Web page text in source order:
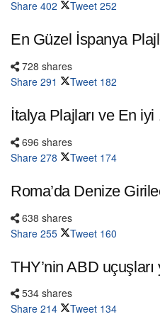
Share 402 Tweet 252
En Güzel İspanya
728 shares
Share 291 Tweet 182
İtalya Plajları ve En iyi
696 shares
Share 278 Tweet 174
Roma’da Denize
638 shares
Share 255 Tweet 160
THY’nin ABD uçuşları
534 shares
Share 214 Tweet 134